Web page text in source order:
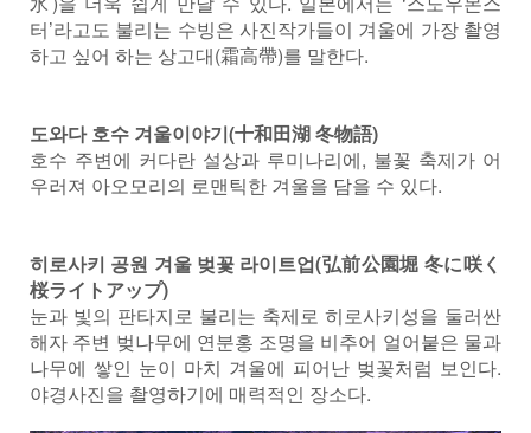
터’라고도 불리는 수빙은 사진작가들이 겨울에 가장 촬영
하고 싶어 하는 상고대(霜高帶)를 말한다.
도와다 호수 겨울이야기(十和田湖 冬物語)
호수 주변에 커다란 설상과 루미나리에, 불꽃 축제가 어
우러져 아오모리의 로맨틱한 겨울을 담을 수 있다.
히로사키 공원 겨울 벚꽃 라이트업(弘前公園堀 冬に咲く
桜ライトアップ)
눈과 빛의 판타지로 불리는 축제로 히로사키성을 둘러싼
해자 주변 벚나무에 연분홍 조명을 비추어 얼어붙은 물과
나무에 쌓인 눈이 마치 겨울에 피어난 벚꽃처럼 보인다.
야경사진을 촬영하기에 매력적인 장소다.